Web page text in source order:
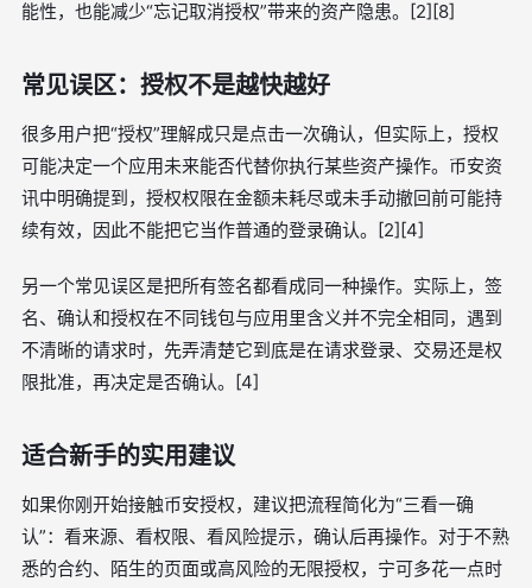
能性，也能减少“忘记取消授权”带来的资产隐患。[2][8]
常见误区：授权不是越快越好
很多用户把“授权”理解成只是点击一次确认，但实际上，授权
可能决定一个应用未来能否代替你执行某些资产操作。币安资
讯中明确提到，授权权限在金额未耗尽或未手动撤回前可能持
续有效，因此不能把它当作普通的登录确认。[2][4]
另一个常见误区是把所有签名都看成同一种操作。实际上，签
名、确认和授权在不同钱包与应用里含义并不完全相同，遇到
不清晰的请求时，先弄清楚它到底是在请求登录、交易还是权
限批准，再决定是否确认。[4]
适合新手的实用建议
如果你刚开始接触币安授权，建议把流程简化为“三看一确
认”：看来源、看权限、看风险提示，确认后再操作。对于不熟
悉的合约、陌生的页面或高风险的无限授权，宁可多花一点时